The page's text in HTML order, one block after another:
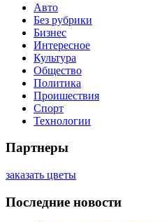
Авто
Без рубрики
Бизнес
Интересное
Культура
Общество
Политика
Проишествия
Спорт
Технологии
Партнеры
заказать цветы
Последние новости